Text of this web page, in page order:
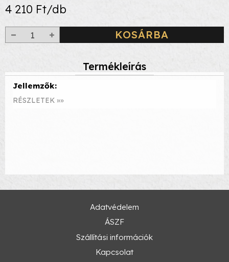
4 210 Ft/db
KOSÁRBA
Termékleírás
Jellemzők:
RÉSZLETEK »»
Adatvédelem
ÁSZF
Szállítási információk
Kapcsolat